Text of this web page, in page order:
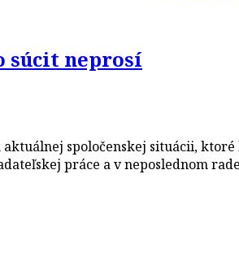
súcit neprosí
spoločenskej situácii,
práce a v neposlednom